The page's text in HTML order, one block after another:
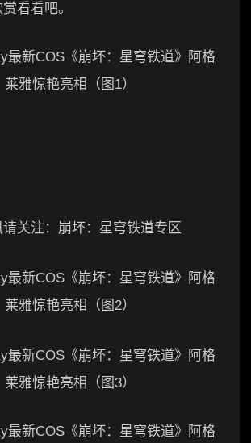
看看吧。
关注：崩坏：星穹铁道专区